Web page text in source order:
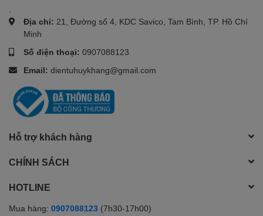
Địa chỉ: 21, Đường số 4, KDC Savico, Tam Bình, TP. Hồ Chí
Minh
Số điện thoại: 0907088123
Email: dientuhuykhang@gmail.com
Hỗ trợ khách hàng
CHÍNH SÁCH
HOTLINE
Mua hàng: 0907088123 (7h30-17h00)